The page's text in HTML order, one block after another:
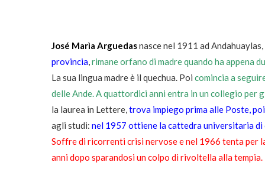
José Marìa Arguedasnasce nel 1911 ad
provincia,rimane orfano di madre quando ha appena
La sua lingua madre è il quechua. Poi comincia a
delle Ande. A quattordici anni entra in un collegio per
la laurea in Lettere,trova impiego prima alle Poste,
agli studi: nel 1957 ottiene la cattedra universitaria
Soffre di ricorrenti crisi nervose e nel 1966 tenta per
anni dopo sparandosi un colpo di rivoltella alla tempia.